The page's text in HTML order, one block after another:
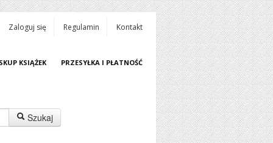
Zaloguj się Regulamin Kontakt
KSIĄŻEK PRZESYŁKA I PŁATNOŚĆ
Szukaj